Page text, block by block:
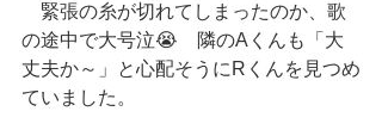
緊張の糸が切れてしまったのか、歌
の途中で大号泣😭　隣のAくんも「大
丈夫か～」と心配そうにRくんを見つめ
ていました。